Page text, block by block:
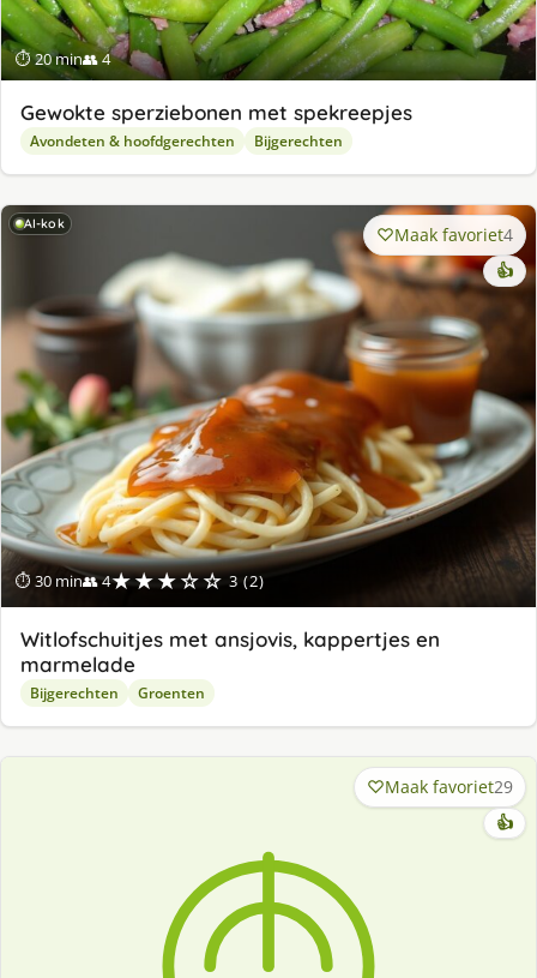
⏱ 20 min👥 4
Gewokte sperziebonen met spekreepjes
Avondeten & hoofdgerechten Bijgerechten
AI-kok
⏱ 30 min👥 4★★★☆☆ 3 (2)
Maak favoriet4
👍
Witlofschuitjes met ansjovis, kappertjes en
marmelade
Bijgerechten Groenten
Maak favoriet29
👍